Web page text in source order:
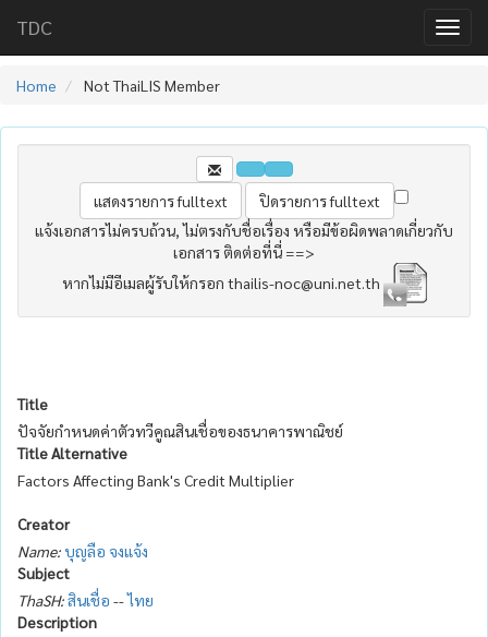
TDC
Home Not ThaiLIS Member
แจ้งเอกสารไม่ครบถ้วน, ไม่ตรงกับชื่อเรื่อง หรือมีข้อผิดพลาดเกี่ยวกับ
เอกสาร ติดต่อที่นี่ ==>
หากไม่มีอีเมลผู้รับให้กรอก thailis-noc@uni.net.th
Title
ปัจจัยกำหนดค่าตัวทวีคูณสินเชื่อของธนาคารพาณิชย์
Title Alternative
Factors Affecting Bank's Credit Multiplier
Creator
Name:บุญลือ จงแจ้ง
Subject
ThaSH:สินเชื่อ --ไทย
Description